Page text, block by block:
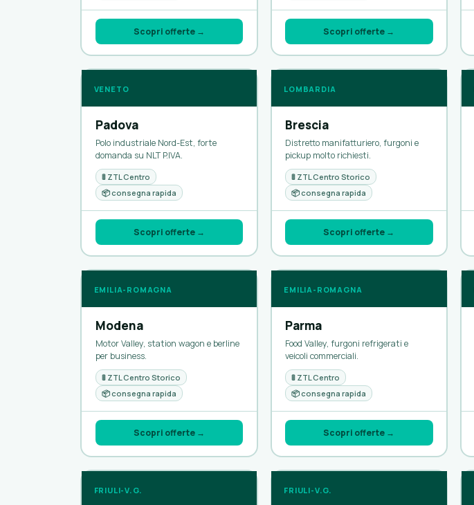
Scopri offerte → Scopri offerte →
VENETO
Padova
Polo industriale Nord-Est, forte
domanda su NLT P.IVA.
🚦 ZTL Centro
📦 consegna rapida
Scopri offerte →
LOMBARDIA
Brescia
Distretto manifatturiero, furgoni e
pickup molto richiesti.
🚦 ZTL Centro Storico
📦 consegna rapida
Scopri offerte →
EMILIA-ROMAGNA
Modena
Motor Valley, station wagon e berline
per business.
🚦 ZTL Centro Storico
📦 consegna rapida
Scopri offerte →
EMILIA-ROMAGNA
Parma
Food Valley, furgoni refrigerati e
veicoli commerciali.
🚦 ZTL Centro
📦 consegna rapida
Scopri offerte →
FRIULI-V.G. FRIULI-V.G.